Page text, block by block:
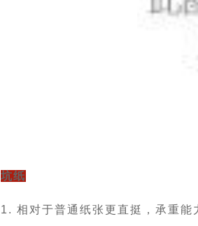
坑纸
1. 相对于普通纸张更直挺，承重能